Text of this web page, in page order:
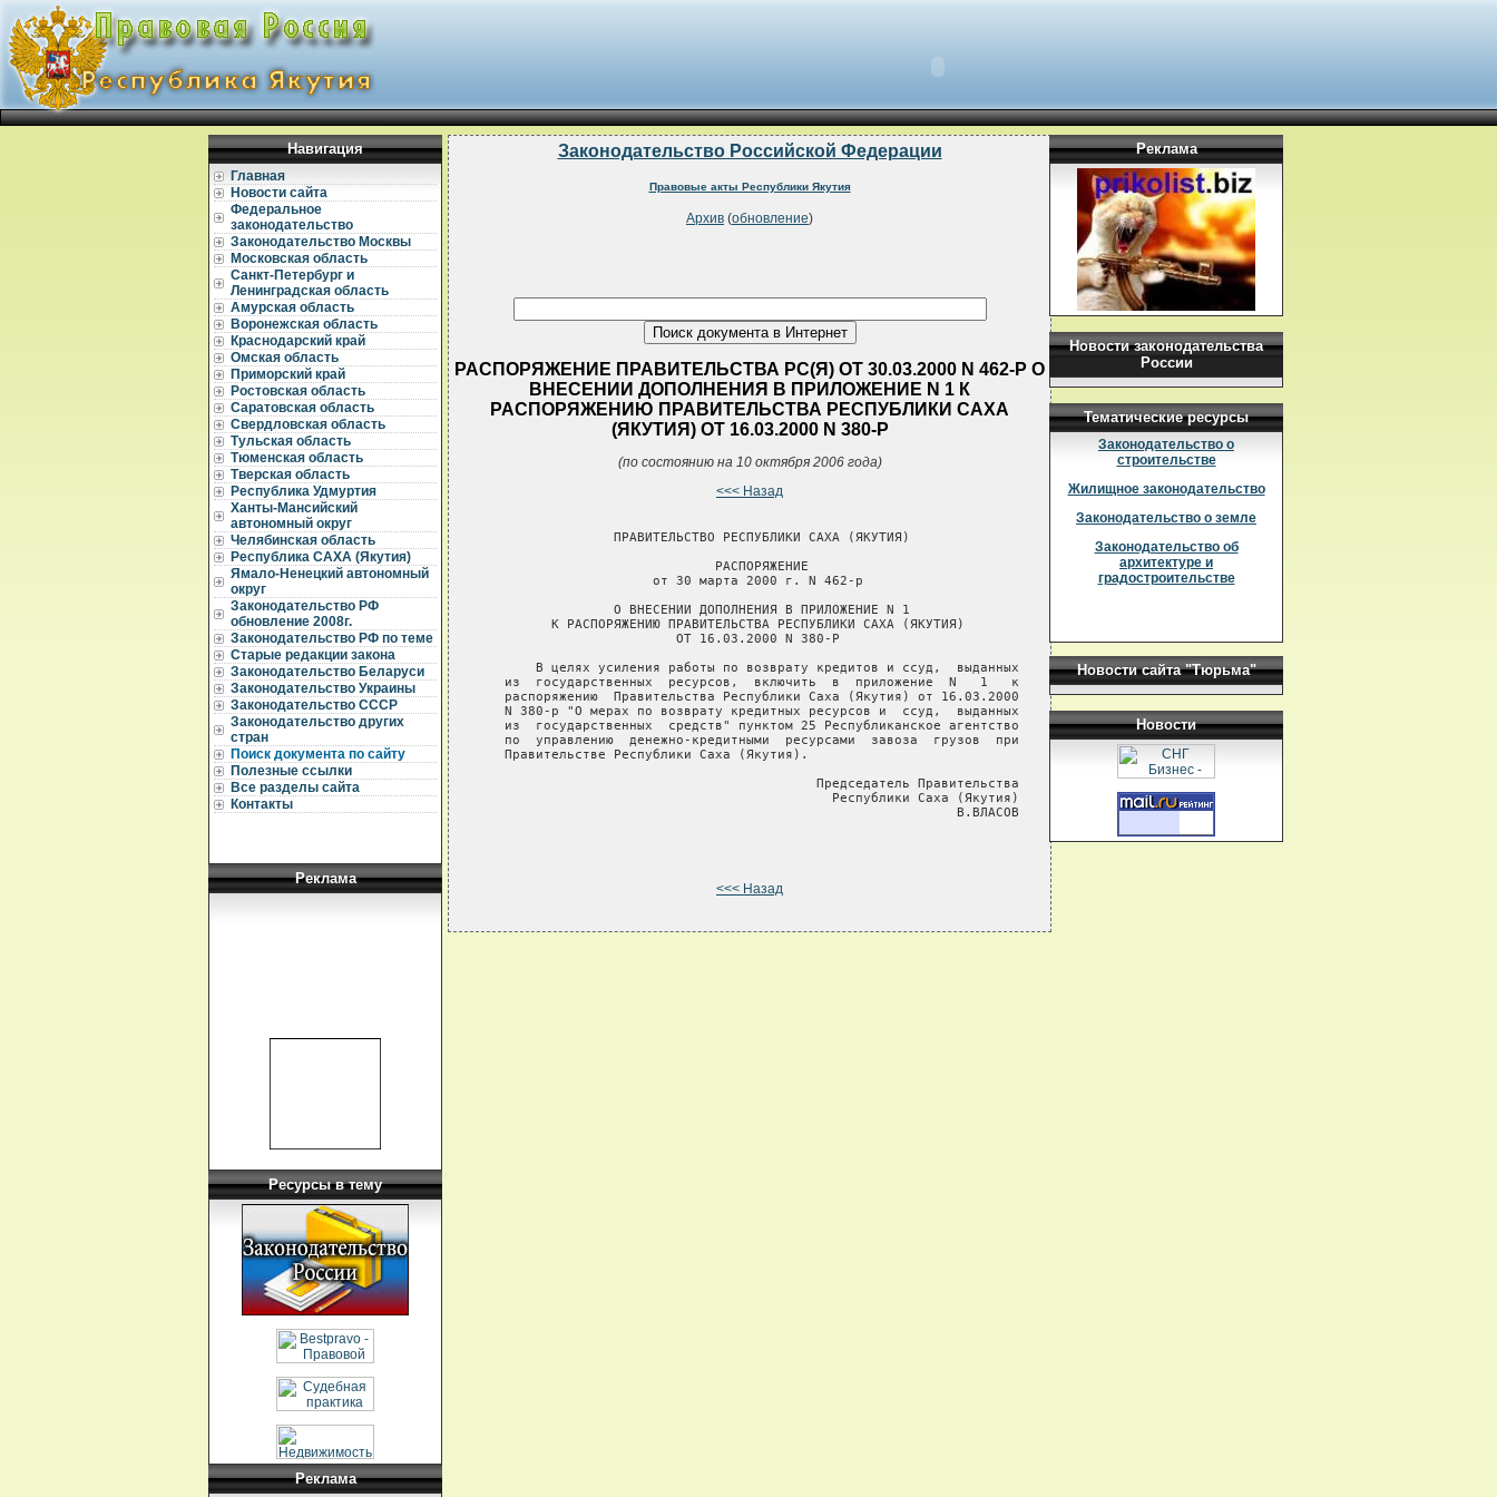
Навигация
Главная
Новости сайта
Федеральное
законодательство
Законодательство Москвы
Московская область
Санкт-Петербург и
Ленинградская область
Амурская область
Воронежская область
Краснодарский край
Омская область
Приморский край
Ростовская область
Саратовская область
Свердловская область
Тульская область
Тюменская область
Тверская область
Республика Удмуртия
Ханты-Мансийский
автономный округ
Челябинская область
Республика САХА (Якутия)
Ямало-Ненецкий автономный
округ
Законодательство РФ
обновление 2008г.
Законодательство РФ по теме
Старые редакции закона
Законодательство Беларуси
Законодательство Украины
Законодательство СССР
Законодательство других
стран
Поиск документа по сайту
Полезные ссылки
Все разделы сайта
Контакты
Реклама
Ресурсы в тему
Реклама
Законодательство Российской Федерации
Правовые акты Республики Якутия
Архив (обновление)
РАСПОРЯЖЕНИЕ ПРАВИТЕЛЬСТВА РС(Я) ОТ 30.03.2000 N 462-Р О
ВНЕСЕНИИ ДОПОЛНЕНИЯ В ПРИЛОЖЕНИЕ N 1 К
РАСПОРЯЖЕНИЮ ПРАВИТЕЛЬСТВА РЕСПУБЛИКИ САХА
(ЯКУТИЯ) ОТ 16.03.2000 N 380-Р
(по состоянию на 10 октября 2006 года)
<<< Назад
                 ПРАВИТЕЛЬСТВО РЕСПУБЛИКИ САХА (ЯКУТИЯ)
                              РАСПОРЯЖЕНИЕ
                      от 30 марта 2000 г. N 462-р
                 О ВНЕСЕНИИ ДОПОЛНЕНИЯ В ПРИЛОЖЕНИЕ N 1
         К РАСПОРЯЖЕНИЮ ПРАВИТЕЛЬСТВА РЕСПУБЛИКИ САХА (ЯКУТИЯ)
                         ОТ 16.03.2000 N 380-Р
       В целях усиления работы по возврату кредитов и ссуд,  выданных
   из  государственных  ресурсов,  включить  в  приложение  N   1   к
   распоряжению  Правительства Республики Саха (Якутия) от 16.03.2000
   N 380-р "О мерах по возврату кредитных ресурсов и  ссуд,  выданных
   из  государственных  средств" пунктом 25 Республиканское агентство
   по  управлению  денежно-кредитными  ресурсами  завоза  грузов  при
   Правительстве Республики Саха (Якутия).
                                           Председатель Правительства
                                             Республики Саха (Якутия)
                                                             В.ВЛАСОВ
<<< Назад
Реклама
Новости законодательства
России
Тематические ресурсы
Законодательство о
строительстве
Жилищное законодательство
Законодательство о земле
Законодательство об
архитектуре и
градостроительстве
Новости сайта "Тюрьма"
Новости